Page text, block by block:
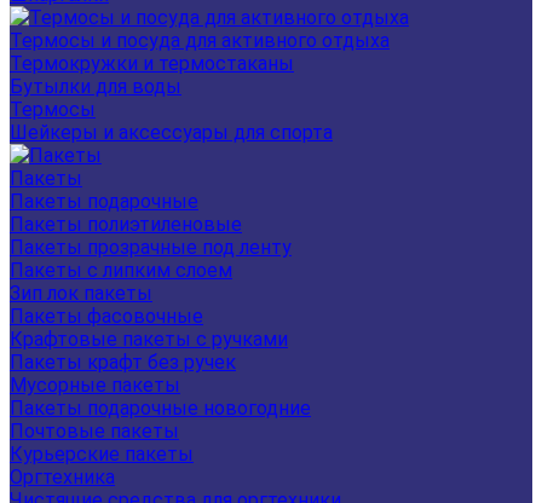
Термосы и посуда для активного отдыха
Термокружки и термостаканы
Бутылки для воды
Термосы
Шейкеры и аксессуары для спорта
Пакеты
Пакеты подарочные
Пакеты полиэтиленовые
Пакеты прозрачные под ленту
Пакеты с липким слоем
Зип лок пакеты
Пакеты фасовочные
Крафтовые пакеты с ручками
Пакеты крафт без ручек
Мусорные пакеты
Пакеты подарочные новогодние
Почтовые пакеты
Курьерские пакеты
Оргтехника